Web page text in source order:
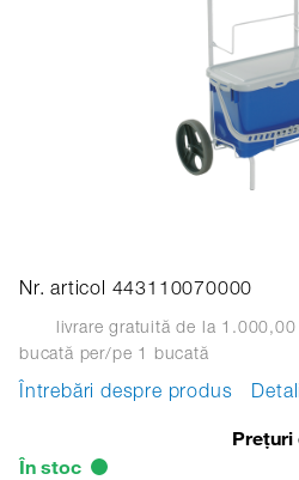
Nr. articol 443110070000
livrare gratuită de la 1.000,00
bucată per/pe 1 bucată
Întrebări despre produs
În stoc
Prețuri